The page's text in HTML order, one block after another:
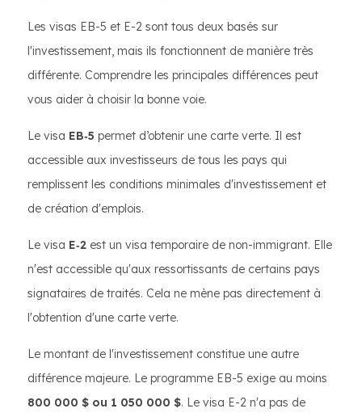
Les visas EB-5 et E-2 sont tous deux basés sur
l'investissement, mais ils fonctionnent de manière très
différente. Comprendre les principales différences peut
vous aider à choisir la bonne voie.
Le visa EB‑5 permet d’obtenir une carte verte. Il est
accessible aux investisseurs de tous les pays qui
remplissent les conditions minimales d'investissement et
de création d'emplois.
Le visa E‑2 est un visa temporaire de non-immigrant. Elle
n'est accessible qu'aux ressortissants de certains pays
signataires de traités. Cela ne mène pas directement à
l'obtention d'une carte verte.
Le montant de l'investissement constitue une autre
différence majeure. Le programme EB-5 exige au moins
800 000 $ ou 1 050 000 $. Le visa E-2 n'a pas de